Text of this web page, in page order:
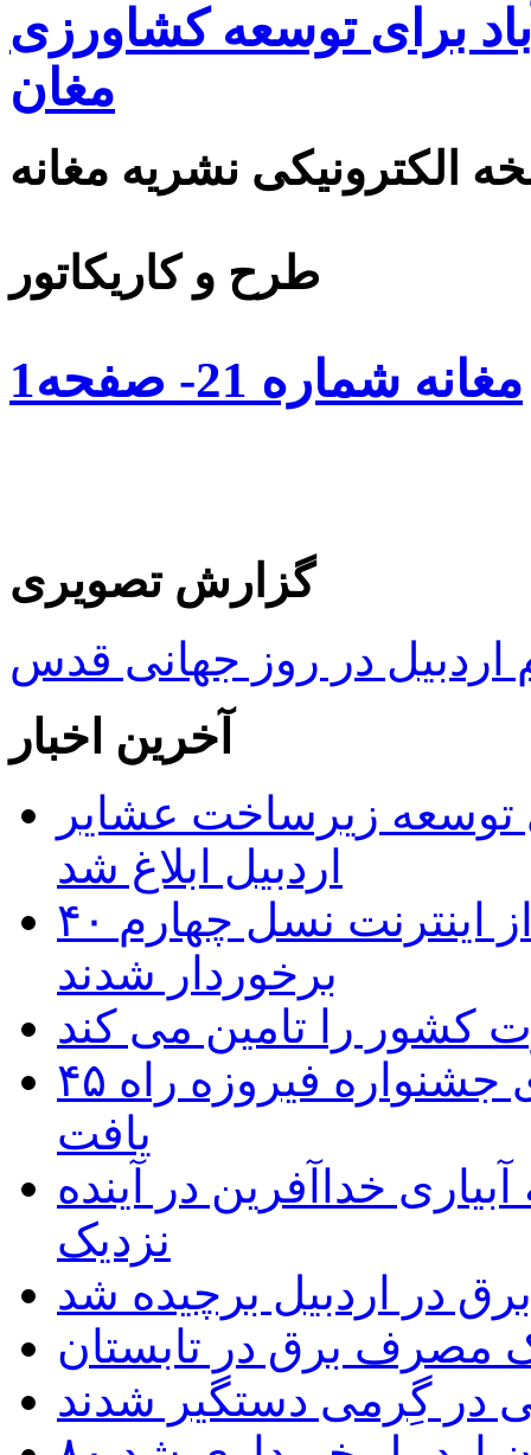
برای توسعه کشاورزی
مغان
الکترونیکی نشریه مغانه
طرح و کاریکاتور
مغانه شماره 21- صفحه1
گزارش تصویری
در روز جهانی قدس
آخرین اخبار
برای توسعه زیرساخت عشایر
اردبیل ابلاغ شد
۴۰ روستای شهرستان گِرمی از اینترنت نسل چهارم
برخوردار شدند
۴۵ اثر هنرمندان اردبیلی به غربالگری جشنواره فیروزه راه
یافت
خداآفرین در آینده
نزدیک
مصرف برق در تابستان
در گِرمی دستگیر شدند